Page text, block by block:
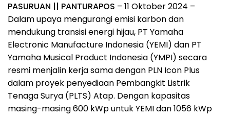
PASURUAN || PANTURAPOS – 11 Oktober 2024 –
Dalam upaya mengurangi emisi karbon dan
mendukung transisi energi hijau, PT Yamaha
Electronic Manufacture Indonesia (YEMI) dan PT
Yamaha Musical Product Indonesia (YMPI) secara
resmi menjalin kerja sama dengan PLN Icon Plus
dalam proyek penyediaan Pembangkit Listrik
Tenaga Surya (PLTS) Atap. Dengan kapasitas
masing-masing 600 kWp untuk YEMI dan 1056 kWp